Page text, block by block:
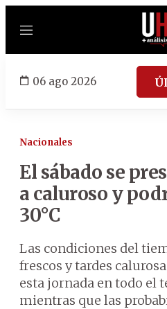
Menú
06 ago 2026
Nacionales
El sábado se
a caluroso y
30°C
Las condiciones del
frescos y tardes
esta jornada en todo el
mientras que las